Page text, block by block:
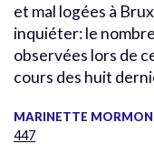
et mal logées à
inquiéter: le
observées lors de
cours des huit
MARINETTE
447